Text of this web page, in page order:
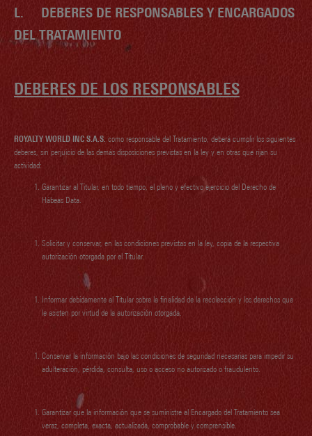
L. DEBERES DE RESPONSABLES Y ENCARGADOS
DEL TRATAMIENTO
DEBERES DE LOS RESPONSABLES
ROYALTY WORLD INC S.A.S. como responsable del Tratamiento, deberá cumplir los siguientes
deberes, sin perjuicio de las demás disposiciones previstas en la ley y en otras que rijan su
actividad:
Garantizar al Titular, en todo tiempo, el pleno y efectivo ejercicio del Derecho de
Hábeas Data.
Solicitar y conservar, en las condiciones previstas en la ley, copia de la respectiva
autorización otorgada por el Titular.
Informar debidamente al Titular sobre la finalidad de la recolección y los derechos que
le asisten por virtud de la autorización otorgada.
Conservar la información bajo las condiciones de seguridad necesarias para impedir su
adulteración, pérdida, consulta, uso o acceso no autorizado o fraudulento.
Garantizar que la información que se suministre al Encargado del Tratamiento sea
veraz, completa, exacta, actualizada, comprobable y comprensible.